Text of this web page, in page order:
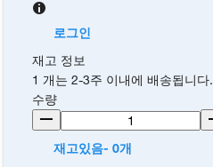
로그인
재고 정보
1 개는 2-3주 이내에 배송됩니다.
수량
재고있음- 0개